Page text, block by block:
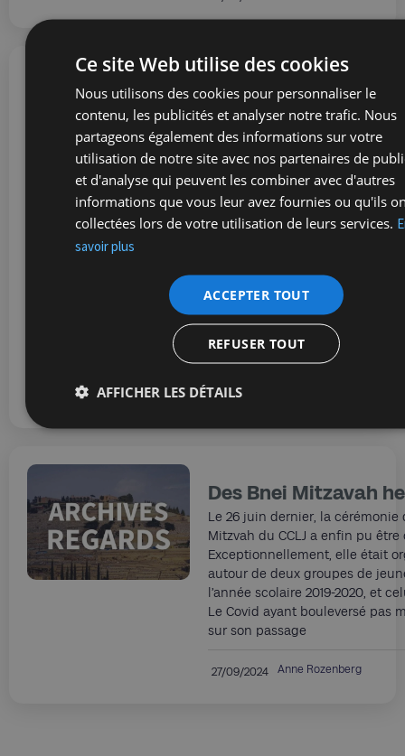
Pornographie et
mémorielle
Il y a trois mois, Regards révélait
d’un « monument de la liberté
septembre 2018 en hommage à
combattants SS lettons
de prisonniers du
de Michel Bouffioux consacrés
pornographie mémorielle pour
commencement de débat en
presque trois ans après
27/09/2024
Des Bnei Mitzavah
Le 26 juin dernier, la cérémonie
Mitzvah du CCLJ a enfin pu être
Exceptionnellement, elle était
autour de deux groupes de
l’année scolaire 2019-2020, et
Le Covid ayant bouleversé pas
sur son passage
27/09/2024 Anne Rozenberg
Ce site Web utilise des cookies
Nous utilisons des cookies pour personnaliser le
contenu, les publicités et analyser notre trafic. Nous
partageons également des informations sur votre
utilisation de notre site avec nos partenaires de
et d'analyse qui peuvent les combiner avec d'autres
informations que vous leur avez fournies ou qu'ils
collectées lors de votre utilisation de leurs services.
savoir plus
ACCEPTER TOUT
REFUSER TOUT
AFFICHER LES DÉTAILS